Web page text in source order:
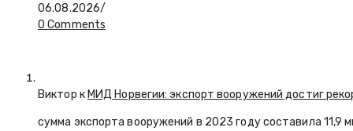
06.08.2026/
0 Comments
Виктор кМИД Норвегии: экспорт вооружений достиг
сумма экспорта вооружений в 2023 году составила 11,9